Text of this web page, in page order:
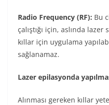
Radio Frequency (RF): Bu
çalıştığı için, aslında lazer
kıllar için uygulama
sağlanamaz.
Lazer epilasyonda
Alınması gereken kıllar